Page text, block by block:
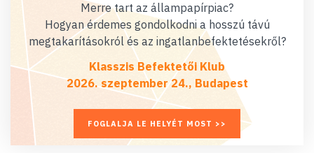
Merre tart az állampapírpiac?
Hogyan érdemes gondolkodni a hosszú távú
megtakarításokról és az ingatlanbefektetésekről?
Klasszis Befektetői Klub
2026. szeptember 24., Budapest
FOGLALJA LE HELYÉT MOST >>